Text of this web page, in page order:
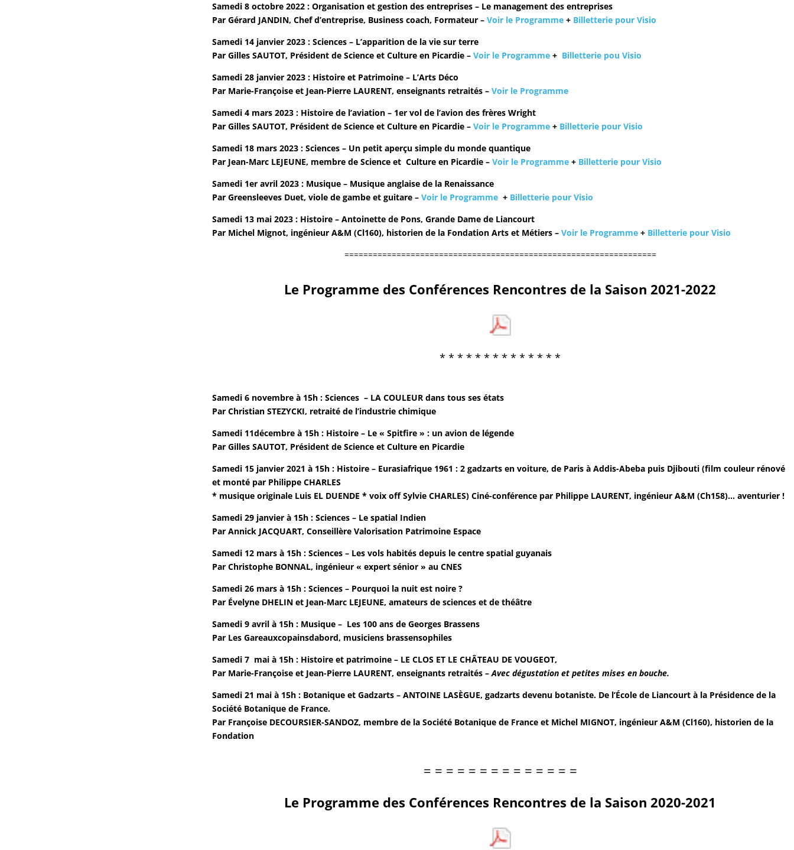
Samedi 8 octobre 2022 : Organisation et gestion des entreprises – Le management des entreprises
Par Gérard JANDIN, Chef d’entreprise, Business coach, Formateur –Voir le Programme + Billetterie pour Visio
Samedi 14 janvier 2023 : Sciences – L’apparition de la vie sur terre
Par Gilles SAUTOT, Président de Science et Culture en Picardie –Voir le Programme + Billetterie pou Visio
Samedi 28 janvier 2023 : Histoire et Patrimoine – L’Arts Déco
Par Marie-Françoise et Jean-Pierre LAURENT, enseignants retraités –Voir le Programme
Samedi 4 mars 2023 : Histoire de l’aviation – 1er vol de l’avion des frères Wright
Par Gilles SAUTOT, Président de Science et Culture en Picardie –Voir le Programme + Billetterie pour Visio
Samedi 18 mars 2023 : Sciences – Un petit aperçu simple du monde quantique
Par Jean-Marc LEJEUNE, membre de Science et Culture en Picardie –Voir le Programme + Billetterie pour Visio
Samedi 1er avril 2023 : Musique – Musique anglaise de la Renaissance
Par Greensleeves Duet, viole de gambe et guitare –Voir le Programme + Billetterie pour Visio
Samedi 13 mai 2023 : Histoire – Antoinette de Pons, Grande Dame de Liancourt
Par Michel Mignot, ingénieur A&M (Cl160), historien de la Fondation Arts et Métiers –Voir le Programme + Billetterie pour Visio
==================================================================
Le Programme des Conférences Rencontres de la Saison 2021-2022
* * * * * * * * * * * * * *
Samedi 6 novembre à 15h : Sciences – LA COULEUR dans tous ses états
Par Christian STEZYCKI, retraité de l’industrie chimique
Samedi 11décembre à 15h : Histoire – Le « Spitfire » : un avion de légende
Par Gilles SAUTOT, Président de Science et Culture en Picardie
Samedi 15 janvier 2021 à 15h : Histoire – Eurasiafrique 1961 : 2 gadzarts en voiture, de Paris à Addis-Abeba puis Djibouti (film couleur rénové
et monté par Philippe CHARLES
* musique originale Luis EL DUENDE * voix off Sylvie CHARLES) Ciné-conférence par Philippe LAURENT, ingénieur A&M (Ch158)… aventurier !
Samedi 29 janvier à 15h : Sciences – Le spatial Indien
Par Annick JACQUART, Conseillère Valorisation Patrimoine Espace
Samedi 12 mars à 15h : Sciences – Les vols habités depuis le centre spatial guyanais
Par Christophe BONNAL, ingénieur « expert sénior » au CNES
Samedi 26 mars à 15h : Sciences – Pourquoi la nuit est noire ?
Par Évelyne DHELIN et Jean-Marc LEJEUNE, amateurs de sciences et de théâtre
Samedi 9 avril à 15h : Musique – Les 100 ans de Georges Brassens
Par Les Gareauxcopainsdabord, musiciens brassensophiles
Samedi 7 mai à 15h : Histoire et patrimoine – LE CLOS ET LE CHÂTEAU DE VOUGEOT,
Par Marie-Françoise et Jean-Pierre LAURENT, enseignants retraités –Avec dégustation et petites mises en bouche.
Samedi 21 mai à 15h : Botanique et Gadzarts – ANTOINE LASÈGUE, gadzarts devenu botaniste. De l’École de Liancourt à la Présidence de la
Société Botanique de France.
Par Françoise DECOURSIER-SANDOZ, membre de la Société Botanique de France et Michel MIGNOT, ingénieur A&M (Cl160), historien de la
Fondation
= = = = = = = = = = = = = =
Le Programme des Conférences Rencontres de la Saison 2020-2021